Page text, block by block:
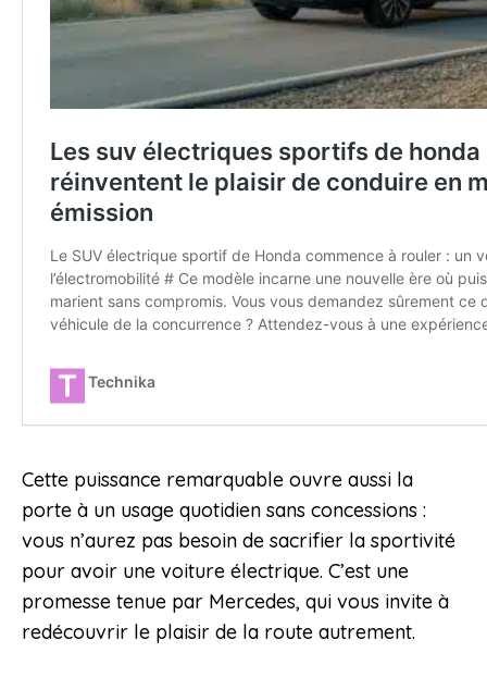
Cette puissance remarquable ouvre aussi la
porte à un usage quotidien sans concessions :
vous n’aurez pas besoin de sacrifier la sportivité
pour avoir une voiture électrique. C’est une
promesse tenue par Mercedes, qui vous invite à
redécouvrir le plaisir de la route autrement.